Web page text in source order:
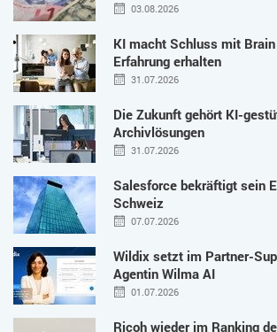
03.08.2026
KI macht Schluss mit
Erfahrung erhalten
31.07.2026
Die Zukunft gehört KI-
Archivlösungen
31.07.2026
Salesforce bekräftigt sein
Schweiz
07.07.2026
Wildix setzt im Partner-
Agentin Wilma AI
01.07.2026
Ricoh wieder im Ranking